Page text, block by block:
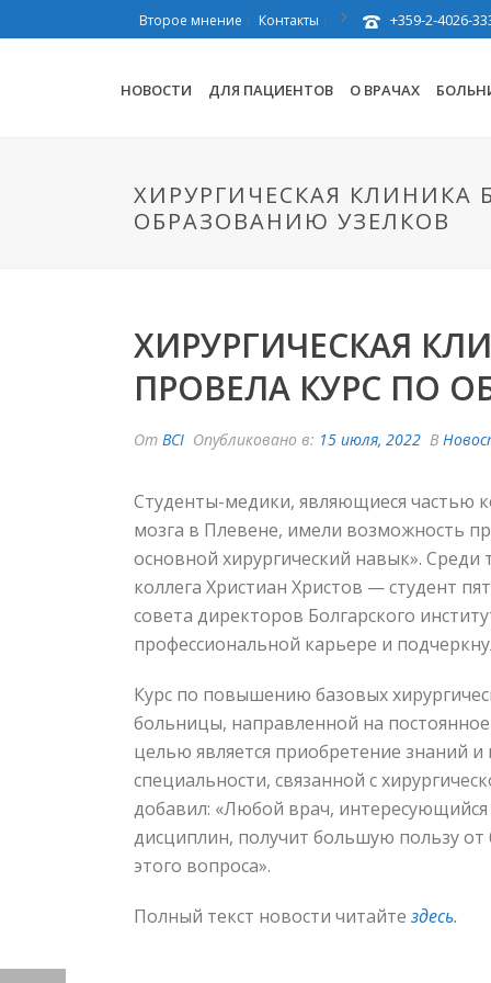
Второе мнение Контакты +359-2-4026-
НОВОСТИ ДЛЯ ПАЦИЕНТОВ О ВРАЧАХ
ХИРУРГИЧЕСКАЯ КЛИНИКА
ОБРАЗОВАНИЮ УЗЕЛКОВ
ХИРУРГИЧЕСКАЯ
ПРОВЕЛА КУРС ПО
От BCI Опубликовано в: 15 июля, 2022 В
Студенты-медики, являющиеся частью
мозга в Плевене, имели возможность
основной хирургический навык».
коллега Христиан Христов — студент
совета директоров Болгарского
профессиональной карьере и
Курс по повышению базовых
больницы, направленной на
целью является приобретение знаний
специальности, связанной с
добавил: «Любой врач, интересующийся
дисциплин, получит большую пользу от
этого вопроса».
Полный текст новости читайте здесь.